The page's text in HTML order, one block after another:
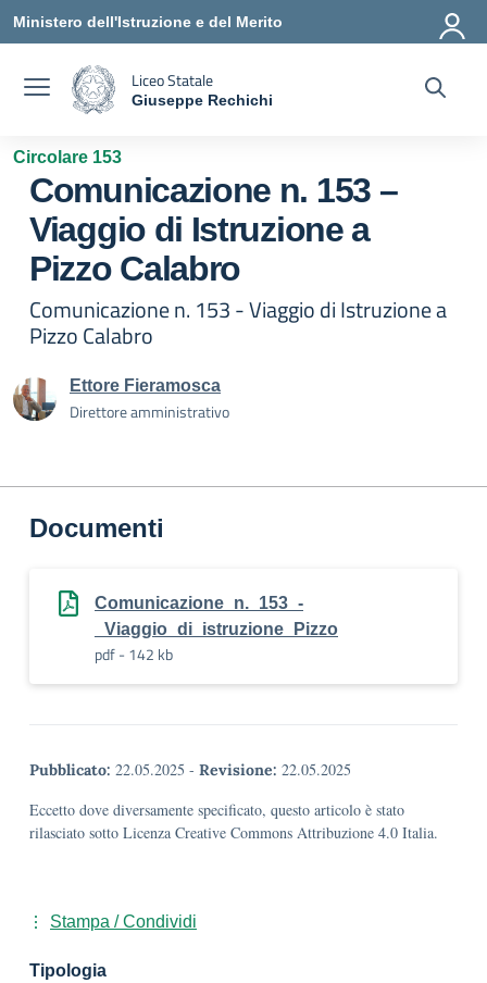
Ministero dell'Istruzione e del Merito
Liceo Statale
Giuseppe Rechichi
Circolare 153
Comunicazione n. 153 –
Viaggio di Istruzione a
Pizzo Calabro
Comunicazione n. 153 - Viaggio di Istruzione a
Pizzo Calabro
Ettore Fieramosca
Direttore amministrativo
Documenti
Comunicazione_n._153_-
_Viaggio_di_istruzione_Pizzo
pdf - 142 kb
Pubblicato: 22.05.2025 - Revisione: 22.05.2025
Eccetto dove diversamente specificato, questo articolo è stato
rilasciato sotto Licenza Creative Commons Attribuzione 4.0 Italia.
Stampa / Condividi
Tipologia